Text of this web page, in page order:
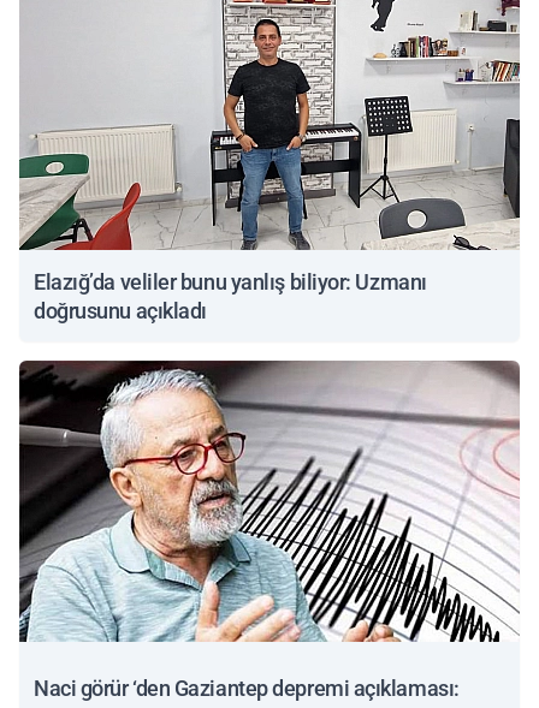
Elazığ’da veliler bunu yanlış biliyor: Uzmanı
doğrusunu açıkladı
Naci görür ‘den Gaziantep depremi açıklaması: